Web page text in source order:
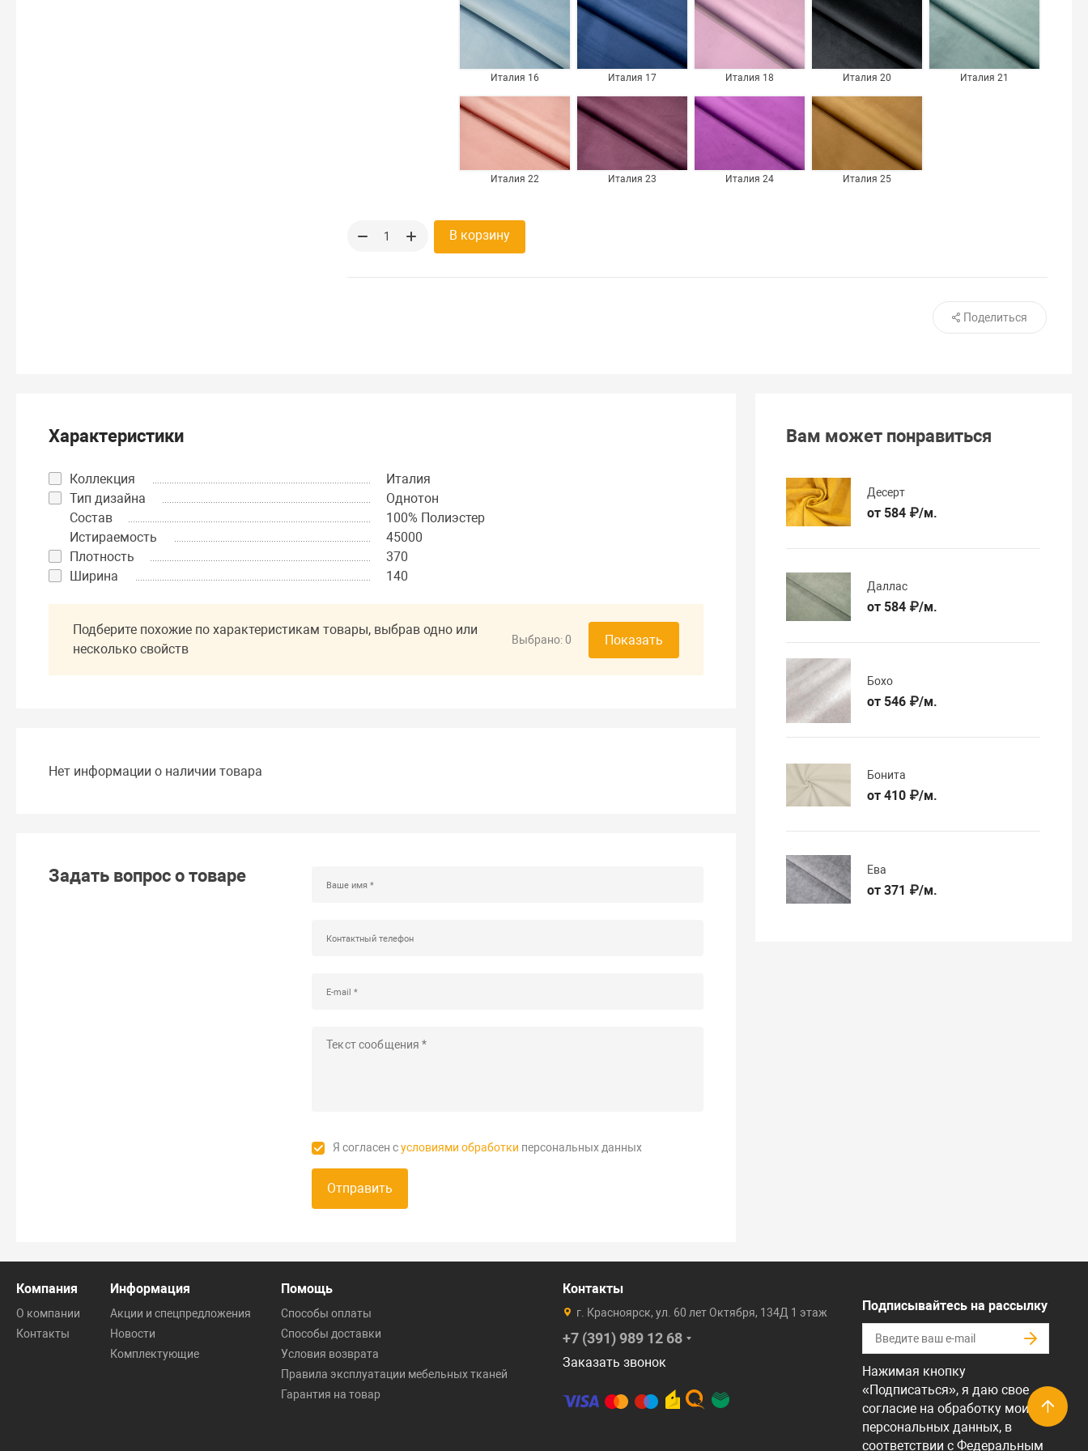
Италия 16 Италия 17 Италия 18 Италия 20 Италия 21
Италия 22 Италия 23 Италия 24 Италия 25
В корзину
Поделиться
Характеристики
Коллекция
Италия
Тип дизайна
Однотон
Состав
100% Полиэстер
Истираемость
45000
Плотность
370
Ширина
140
Подберите похожие по характеристикам товары, выбрав одно или
несколько свойств
Выбрано:0 Показать
Нет информации о наличии товара
Задать вопрос о товаре
Я согласен сусловиями обработки персональных данных
Отправить
Вам может понравиться
Десерт
от 584 ₽/м.
Даллас
от 584 ₽/м.
Бохо
от 546 ₽/м.
Бонита
от 410 ₽/м.
Ева
от 371 ₽/м.
Компания
О компании
Контакты
Информация
Акции и спецпредложения
Новости
Комплектующие
Помощь
Способы оплаты
Способы доставки
Условия возврата
Правила эксплуатации мебельных тканей
Гарантия на товар
Контакты
г. Красноярск, ул. 60 лет Октября, 134Д 1 этаж
+7 (391) 989 12 68
Заказать звонок
Подписывайтесь на рассылку
Нажимая кнопку
«Подписаться», я даю свое
согласие на обработку моих
персональных данных, в
соответствии с Федеральным